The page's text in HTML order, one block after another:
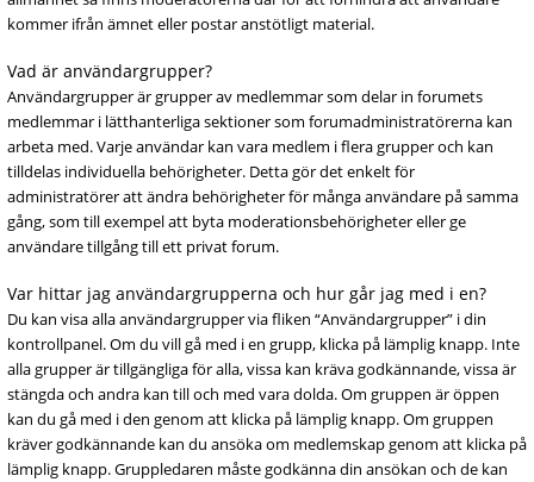
kommer ifrån ämnet eller postar anstötligt material.
Vad är användargrupper?
Användargrupper är grupper av medlemmar som delar in forumets
medlemmar i lätthanterliga sektioner som forumadministratörerna kan
arbeta med. Varje användar kan vara medlem i flera grupper och kan
tilldelas individuella behörigheter. Detta gör det enkelt för
administratörer att ändra behörigheter för många användare på samma
gång, som till exempel att byta moderationsbehörigheter eller ge
användare tillgång till ett privat forum.
Var hittar jag användargrupperna och hur går jag med i en?
Du kan visa alla användargrupper via fliken “Användargrupper” i din
kontrollpanel. Om du vill gå med i en grupp, klicka på lämplig knapp. Inte
alla grupper är tillgängliga för alla, vissa kan kräva godkännande, vissa är
stängda och andra kan till och med vara dolda. Om gruppen är öppen
kan du gå med i den genom att klicka på lämplig knapp. Om gruppen
kräver godkännande kan du ansöka om medlemskap genom att klicka på
lämplig knapp. Gruppledaren måste godkänna din ansökan och de kan